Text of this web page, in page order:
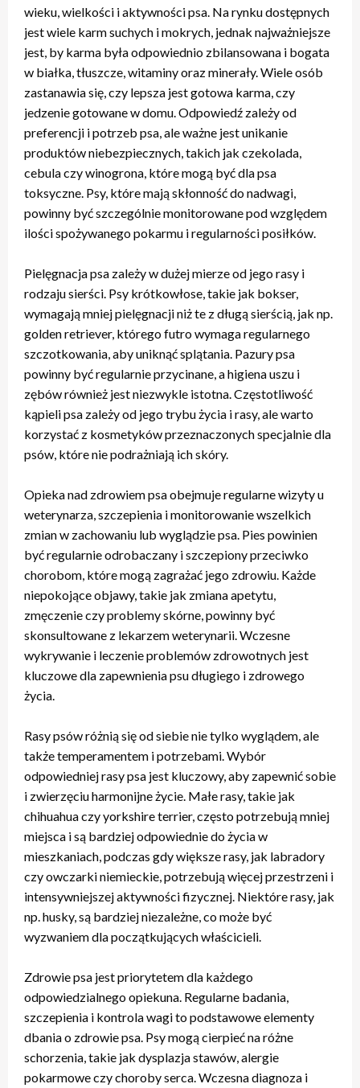
wieku, wielkości i aktywności psa. Na rynku dostępnych
jest wiele karm suchych i mokrych, jednak najważniejsze
jest, by karma była odpowiednio zbilansowana i bogata
w białka, tłuszcze, witaminy oraz minerały. Wiele osób
zastanawia się, czy lepsza jest gotowa karma, czy
jedzenie gotowane w domu. Odpowiedź zależy od
preferencji i potrzeb psa, ale ważne jest unikanie
produktów niebezpiecznych, takich jak czekolada,
cebula czy winogrona, które mogą być dla psa
toksyczne. Psy, które mają skłonność do nadwagi,
powinny być szczególnie monitorowane pod względem
ilości spożywanego pokarmu i regularności posiłków.
Pielęgnacja psa zależy w dużej mierze od jego rasy i
rodzaju sierści. Psy krótkowłose, takie jak bokser,
wymagają mniej pielęgnacji niż te z długą sierścią, jak np.
golden retriever, którego futro wymaga regularnego
szczotkowania, aby uniknąć splątania. Pazury psa
powinny być regularnie przycinane, a higiena uszu i
zębów również jest niezwykle istotna. Częstotliwość
kąpieli psa zależy od jego trybu życia i rasy, ale warto
korzystać z kosmetyków przeznaczonych specjalnie dla
psów, które nie podrażniają ich skóry.
Opieka nad zdrowiem psa obejmuje regularne wizyty u
weterynarza, szczepienia i monitorowanie wszelkich
zmian w zachowaniu lub wyglądzie psa. Pies powinien
być regularnie odrobaczany i szczepiony przeciwko
chorobom, które mogą zagrażać jego zdrowiu. Każde
niepokojące objawy, takie jak zmiana apetytu,
zmęczenie czy problemy skórne, powinny być
skonsultowane z lekarzem weterynarii. Wczesne
wykrywanie i leczenie problemów zdrowotnych jest
kluczowe dla zapewnienia psu długiego i zdrowego
życia.
Rasy psów różnią się od siebie nie tylko wyglądem, ale
także temperamentem i potrzebami. Wybór
odpowiedniej rasy psa jest kluczowy, aby zapewnić sobie
i zwierzęciu harmonijne życie. Małe rasy, takie jak
chihuahua czy yorkshire terrier, często potrzebują mniej
miejsca i są bardziej odpowiednie do życia w
mieszkaniach, podczas gdy większe rasy, jak labradory
czy owczarki niemieckie, potrzebują więcej przestrzeni i
intensywniejszej aktywności fizycznej. Niektóre rasy, jak
np. husky, są bardziej niezależne, co może być
wyzwaniem dla początkujących właścicieli.
Zdrowie psa jest priorytetem dla każdego
odpowiedzialnego opiekuna. Regularne badania,
szczepienia i kontrola wagi to podstawowe elementy
dbania o zdrowie psa. Psy mogą cierpieć na różne
schorzenia, takie jak dysplazja stawów, alergie
pokarmowe czy choroby serca. Wczesna diagnoza i